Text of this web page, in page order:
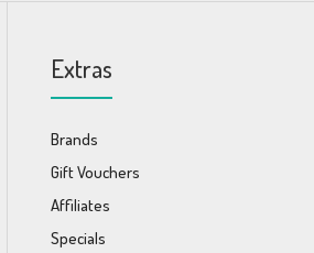
Extras
Brands
Gift Vouchers
Affiliates
Specials